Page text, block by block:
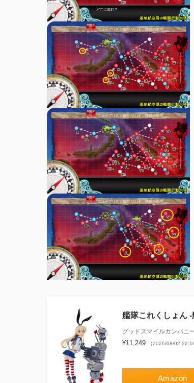
艦隊これくしょん
グッドスマイルカンパニ
¥11,249 （2026/08/02
Amazon